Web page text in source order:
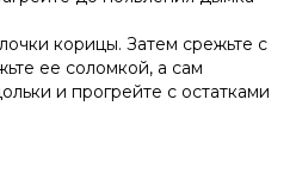
корицы. Затем срежьте с
ее соломкой, а сам
и прогрейте с остатками